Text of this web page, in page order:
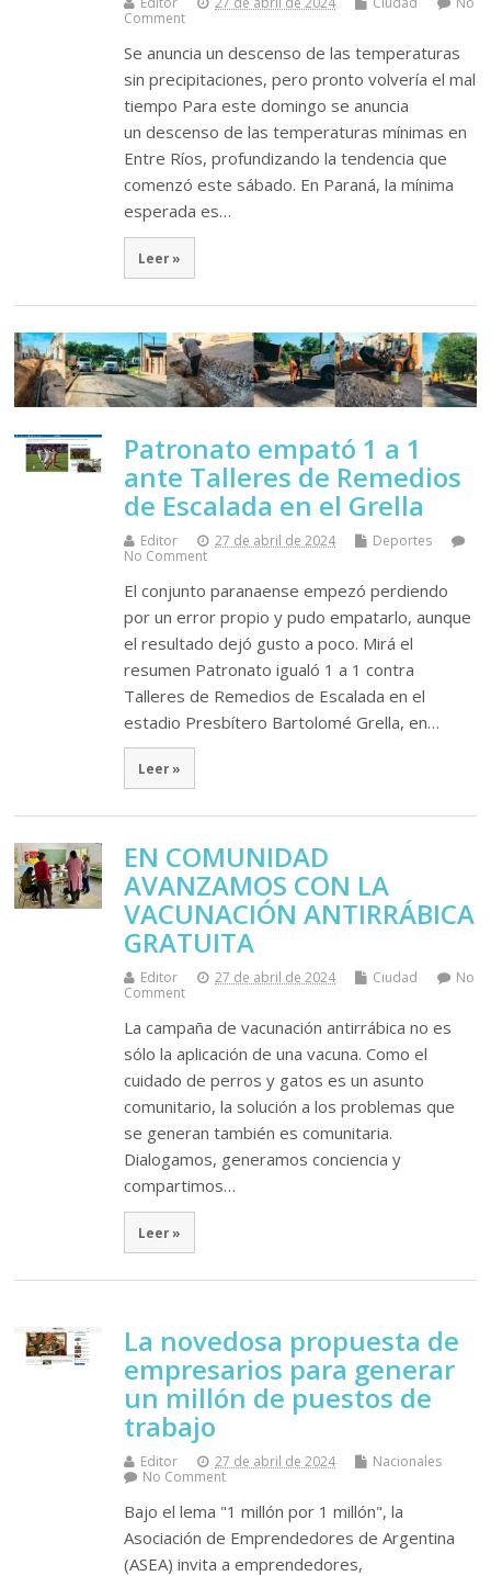
Comment
Se anuncia un descenso de las temperaturas
sin precipitaciones, pero pronto volvería el mal
tiempo Para este domingo se anuncia
un descenso de las temperaturas mínimas en
Entre Ríos, profundizando la tendencia que
comenzó este sábado. En Paraná, la mínima
esperada es…
Leer »
Patronato empató 1 a 1
ante Talleres de Remedios
de Escalada en el Grella
Editor 27 de abril de 2024
Deportes
No Comment
El conjunto paranaense empezó perdiendo
por un error propio y pudo empatarlo, aunque
el resultado dejó gusto a poco. Mirá el
resumen Patronato igualó 1 a 1 contra
Talleres de Remedios de Escalada en el
estadio Presbítero Bartolomé Grella, en…
Leer »
EN COMUNIDAD
AVANZAMOS CON LA
VACUNACIÓN ANTIRRÁBICA
GRATUITA
Editor 27 de abril de 2024 Ciudad
No
Comment
La campaña de vacunación antirrábica no es
sólo la aplicación de una vacuna. Como el
cuidado de perros y gatos es un asunto
comunitario, la solución a los problemas que
se generan también es comunitaria.
Dialogamos, generamos conciencia y
compartimos…
Leer »
La novedosa propuesta de
empresarios para generar
un millón de puestos de
trabajo
Editor 27 de abril de 2024
Nacionales
No Comment
Bajo el lema "1 millón por 1 millón", la
Asociación de Emprendedores de Argentina
(ASEA) invita a emprendedores,